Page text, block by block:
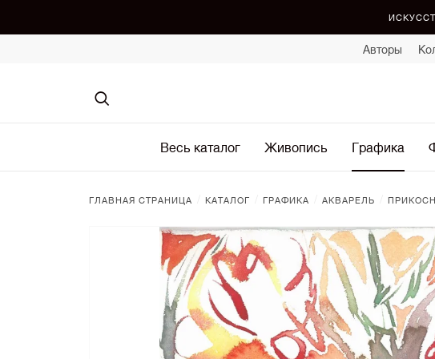
Авторы
Весь каталог Живопись Графика
ГЛАВНАЯ СТРАНИЦА КАТАЛОГ ГРАФИКА АКВАРЕЛЬ